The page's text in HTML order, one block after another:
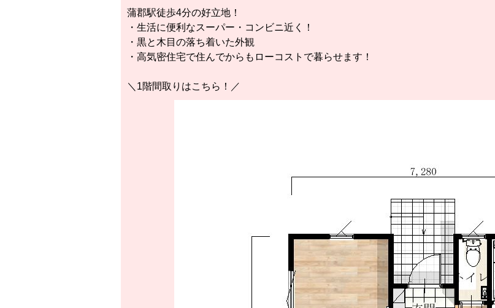
蒲郡駅徒歩4分の好立地！
・生活に便利なスーパー・コンビニ近く！
・黒と木目の落ち着いた外観
・高気密住宅で住んでからもローコストで暮らせます！
＼1階間取りはこちら！／